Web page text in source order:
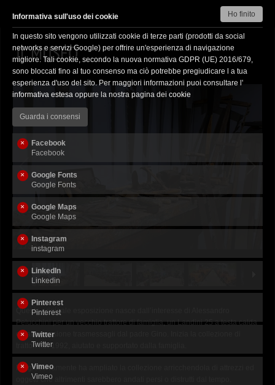
HOME
IL MUSEO
L’IDEA
TRATTORI
PARLANO DI NOI
DOVE SIAMO
EVENTI 14
BIGLIETTI E ORARI
PRIVACY
LABORATORI DIDATTICI
REGALA UN BIGLIETTO
IL MUSEO
1/ 8
Questa originale esposizione nasce dall’interesse di Alessandro
Pelucchini per un vecchio trattore di famiglia, un Landini 25 a testa calda
e dalla passione trasmessagli dal padre Gino. Inizia la collezione di
trattori nel 1992, aiutato e supportato dalla famiglia.
Progressivamente ha ampliato la collezione arricchendola di attrezzi ed
oggetti che altrimenti sarebbero andati persi o distrutti dal tempo.
Informativa sull'uso dei cookie
In questo sito vengono utilizzati cookie di terze parti (prodotti da social
networks e servizi Google) per offrire un'esperienza di navigazione
migliore. Tali cookie, secondo la nuova normativa GDPR (UE) 2016/679,
sono bloccati fino al tuo consenso ma ciò potrebbe pregiudicare l a tua
esperienza d'uso del sito. Per maggiori informazioni puoi consultare l'
informativa estesa oppure la nostra pagina dei cookie
Guarda i consensi
Facebook
Facebook
Google Fonts
Google Fonts
Google Maps
Google Maps
Instagram
instagram
LinkedIn
Linkedin
Pinterest
Pinterest
Twitter
Twitter
Vimeo
Vimeo
Ho finito